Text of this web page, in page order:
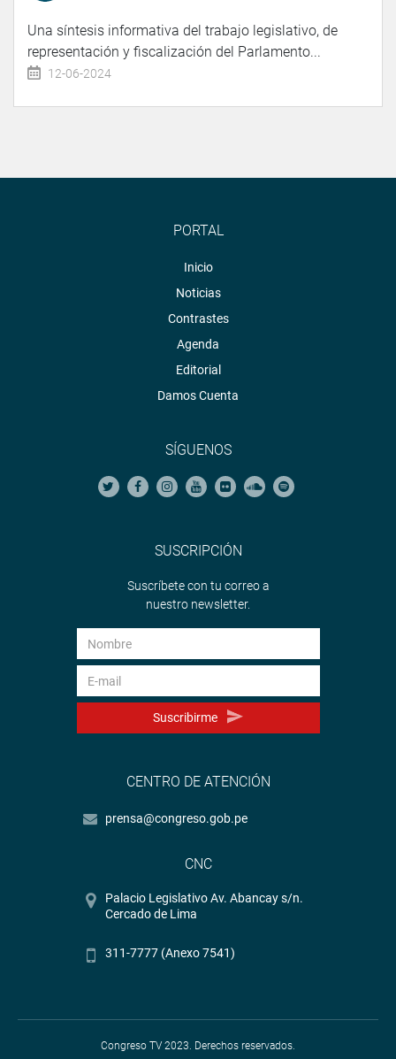
Una síntesis informativa del trabajo legislativo, de
representación y fiscalización del Parlamento...
12-06-2024
PORTAL
Inicio
Noticias
Contrastes
Agenda
Editorial
Damos Cuenta
SÍGUENOS
SUSCRIPCIÓN
Suscríbete con tu correo a
nuestro newsletter.
Suscribirme
CENTRO DE ATENCIÓN
prensa@congreso.gob.pe
CNC
Palacio Legislativo Av. Abancay s/n.
Cercado de Lima
311-7777 (Anexo 7541)
Congreso TV 2023. Derechos reservados.